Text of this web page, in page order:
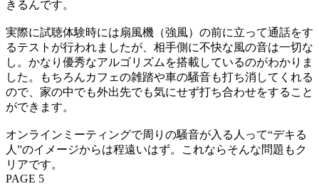
きるんです。
実際に試聴体験時には扇風機（強風）の前に立って通話をす
るテストが行われましたが、相手側に不快な風の音は一切な
し。かなり優秀なアルゴリズムを搭載しているのがわかりま
した。もちろんカフェの雑踏や車の騒音も打ち消してくれる
ので、家の中でも外出先でも気にせず打ち合わせをすること
ができます。
オンラインミーティングで周りの騒音が入る人って“デキる
人”のイメージからは程遠いはず。これならそんな問題もク
リアです。
PAGE 5